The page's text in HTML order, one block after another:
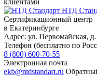
НТД
Сертификационный центр
в Екатеринбурге
Адрес: ул. Первомайская,
Телефон (бесплатно по
8 (800) 600-70-55
Электронная почта
ekb@ntdstandart.ru